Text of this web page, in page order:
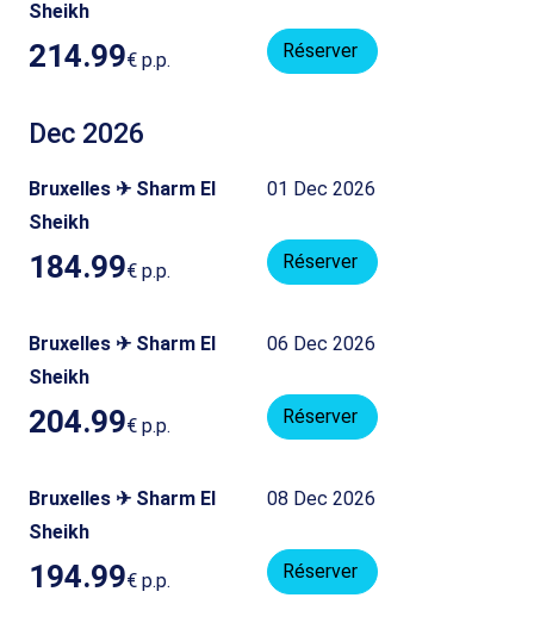
Sheikh
214.99€ p.p. Réserver
Dec 2026
Bruxelles ✈ Sharm El
Sheikh
01 Dec 2026
184.99€ p.p. Réserver
Bruxelles ✈ Sharm El
Sheikh
06 Dec 2026
204.99€ p.p. Réserver
Bruxelles ✈ Sharm El
Sheikh
08 Dec 2026
194.99€ p.p. Réserver